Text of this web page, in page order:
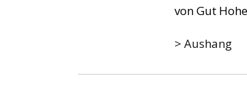
von Gut
> Aushang